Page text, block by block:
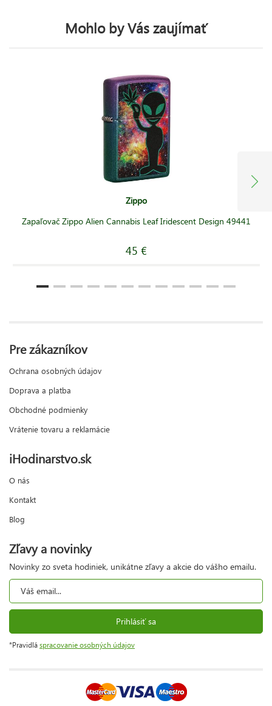
Mohlo by Vás zaujímať
Zippo
Zapaľovač Zippo Alien Cannabis Leaf Iridescent Design 49441
45 €
Pre zákazníkov
Ochrana osobných údajov
Doprava a platba
Obchodné podmienky
Vrátenie tovaru a reklamácie
iHodinarstvo.sk
O nás
Kontakt
Blog
Zľavy a novinky
Novinky zo sveta hodiniek, unikátne zľavy a akcie do vášho emailu.
Prihlásiť sa
*Pravidlá spracovanie osobných údajov